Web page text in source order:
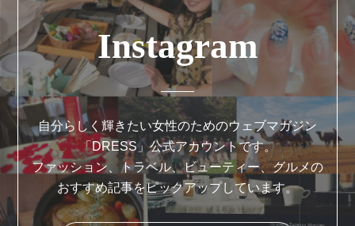
Instagram
自分らしく輝きたい女性のためのウェブマガジン
「DRESS」公式アカウントです。
ファッション、トラベル、ビューティー、グルメの
おすすめ記事をピックアップしています。